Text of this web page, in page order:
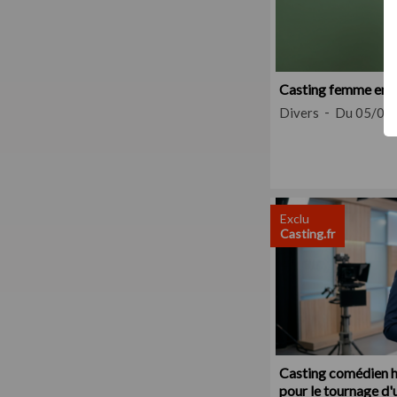
Casting femme
Divers Du 05/
Exclu
Casting.fr
Casting comédien
pour le tournage